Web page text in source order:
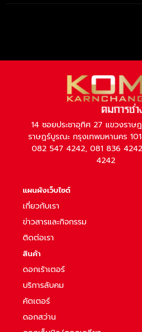
14 ซอยประชาอุทิศ 27 แขวงราษ
ราษฎร์บูรณะ กรุงเทพมหานคร
082 547 4242, 081 836
4242
แผนผังเว็บไซต์
เกี่ยวกับเรา
ข่าวสารและกิจกรรม
ติดต่อเรา
สินค้า
ดอกเร้าเตอร์
บริการลับคม
คัตเตอร์
ดอกสว่าน